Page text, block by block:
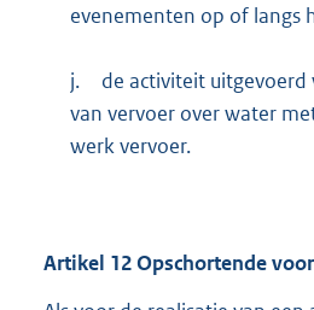
evenementen op of langs
j.
de activiteit
van vervoer over water
werk vervoer.
Artikel 12Opschortende